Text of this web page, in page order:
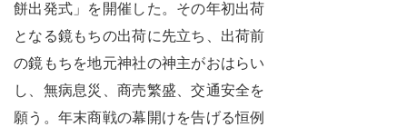
餅出発式」を開催した。その年初出荷
となる鏡もちの出荷に先立ち、出荷前
の鏡もちを地元神社の神主がおはらい
し、無病息災、商売繁盛、交通安全を
願う。年末商戦の幕開けを告げる恒例